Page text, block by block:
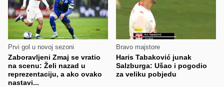
Prvi gol u novoj sezoni
Zaboravljeni Zmaj se vratio
na scenu: Želi nazad u
reprezentaciju, a ako ovako
nastavi...
Bravo majstore
Haris Tabaković junak
Salzburga: Ušao i pogodio
za veliku pobjedu